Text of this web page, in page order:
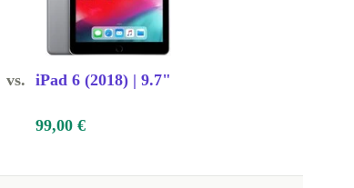
vs. iPad 6 (2018) | 9.7"
99,00 €